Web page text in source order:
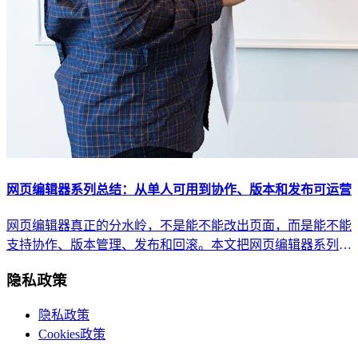
网页编辑器系列总结：从单人可用到协作、版本和发布可运营
网页编辑器真正的分水岭，不是能不能改出页面，而是能不能
支持协作、版本管理、发布和回滚。本文把网页编辑器系列内
隐私政策
隐私政策
Cookies政策